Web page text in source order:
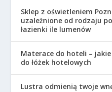
Sklep z oświetleniem
uzależnione od rodzaju
łazienki ile lumenów
Materace do hoteli –
do łóżek hotelowych
Lustra odmienią twoje